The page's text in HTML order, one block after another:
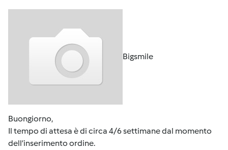
Bigsmile
Buongiorno,
Il tempo di attesa è di circa 4/6 settimane dal momento
dell’inserimento ordine.